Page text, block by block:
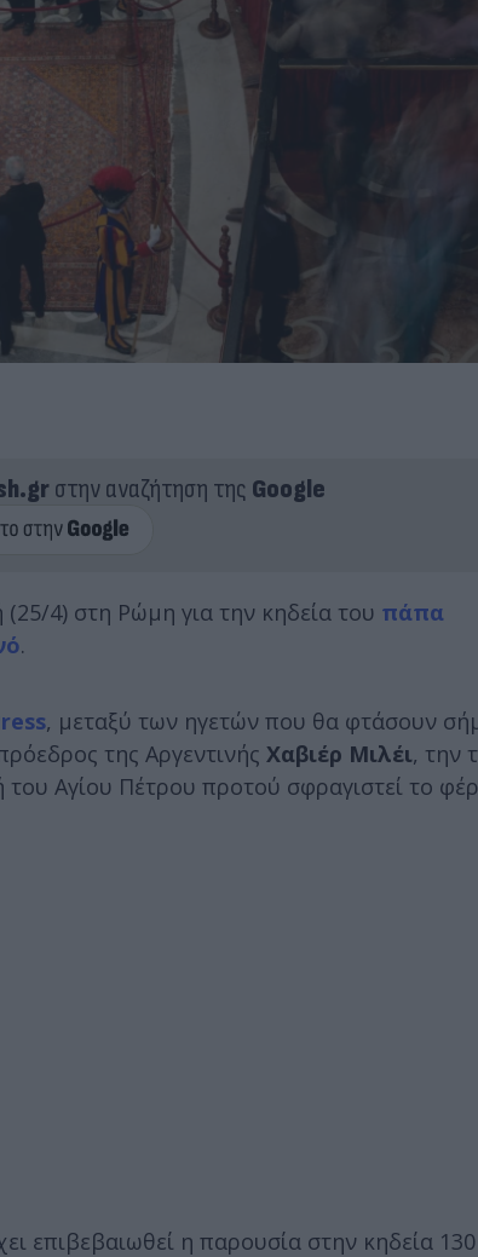
στην αναζήτηση της Google
4) στη Ρώμη για την κηδεία του πάπα
.
, μεταξύ των ηγετών που θα φτάσουν
της Αργεντινής Χαβιέρ Μιλέι, την
Αγίου Πέτρου προτού σφραγιστεί το
επιβεβαιωθεί η παρουσία στην κηδεία 130